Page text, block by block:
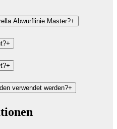
Abwurflinie Master?+
+
+
verwendet werden?+